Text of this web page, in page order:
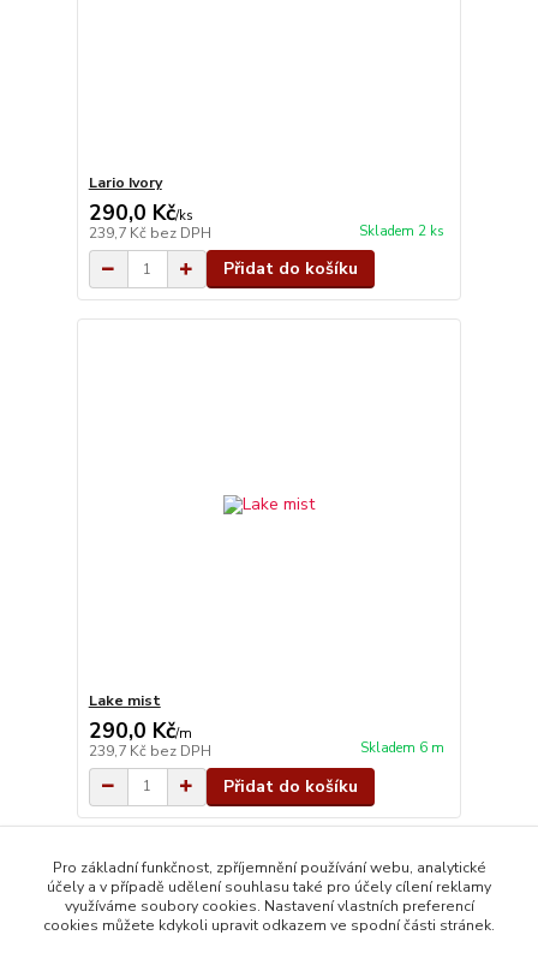
Lario Ivory
290,0 Kč/ks
239,7 Kč bez DPH Skladem 2 ks
Přidat do košíku
Lake mist
290,0 Kč/m
239,7 Kč bez DPH Skladem 6 m
Přidat do košíku
strana z 1
Pro základní funkčnost, zpříjemnění používání webu, analytické
účely a v případě udělení souhlasu také pro účely cílení reklamy
využíváme soubory cookies. Nastavení vlastních preferencí
cookies můžete kdykoli upravit odkazem ve spodní části stránek.